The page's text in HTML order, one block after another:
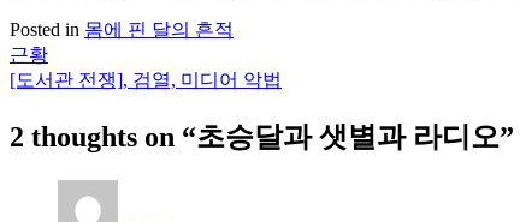
Posted in 몸에 핀 달의 흔적
글
색
근황
[도서관 전쟁], 검열, 미디어 악법
2 thoughts on “초승달과 샛별과 라디오”